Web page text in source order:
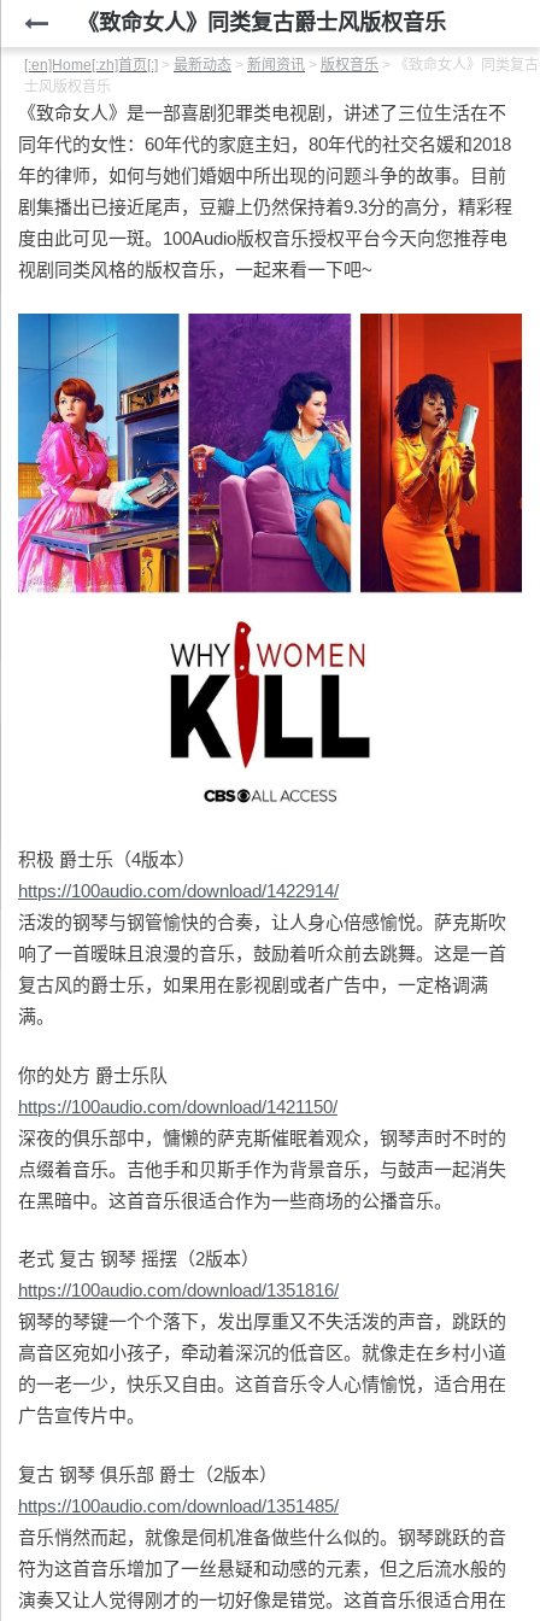
《致命女人》同类复古爵士风版权音乐
[:en]Home[:zh]首页[:] > 最新动态 > 新闻资讯 > 版权音乐 >
《致命女人》同类复
士风版权音乐
《致命女人》是一部喜剧犯罪类电视剧，讲述了三位生活在不
同年代的女性：60年代的家庭主妇，80年代的社交名媛和2018
年的律师，如何与她们婚姻中所出现的问题斗争的故事。目前
剧集播出已接近尾声，豆瓣上仍然保持着9.3分的高分，精彩程
度由此可见一斑。100Audio版权音乐授权平台今天向您推荐电
视剧同类风格的版权音乐，一起来看一下吧~
积极 爵士乐（4版本）
https://100audio.com/download/1422914/
活泼的钢琴与钢管愉快的合奏，让人身心倍感愉悦。萨克斯吹
响了一首暧昧且浪漫的音乐，鼓励着听众前去跳舞。这是一首
复古风的爵士乐，如果用在影视剧或者广告中，一定格调满
满。
你的处方 爵士乐队
https://100audio.com/download/1421150/
深夜的俱乐部中，慵懒的萨克斯催眠着观众，钢琴声时不时的
点缀着音乐。吉他手和贝斯手作为背景音乐，与鼓声一起消失
在黑暗中。这首音乐很适合作为一些商场的公播音乐。
老式 复古 钢琴 摇摆（2版本）
https://100audio.com/download/1351816/
钢琴的琴键一个个落下，发出厚重又不失活泼的声音，跳跃的
高音区宛如小孩子，牵动着深沉的低音区。就像走在乡村小道
的一老一少，快乐又自由。这首音乐令人心情愉悦，适合用在
广告宣传片中。
复古 钢琴 俱乐部 爵士（2版本）
https://100audio.com/download/1351485/
音乐悄然而起，就像是伺机准备做些什么似的。钢琴跳跃的音
符为这首音乐增加了一丝悬疑和动感的元素，但之后流水般的
演奏又让人觉得刚才的一切好像是错觉。这首音乐很适合用在